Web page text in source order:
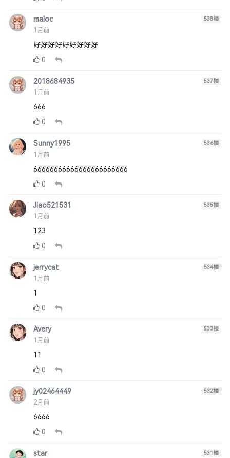
maloc
1月前
538楼
好好好好好好好好好
0
2018684935
1月前
537楼
666
0
Sunny1995
1月前
536楼
66666666666666666666666
0
Jiao521531
1月前
535楼
123
0
jerrycat
1月前
534楼
1
0
Avery
1月前
533楼
11
0
jy02464449
2月前
532楼
6666
0
star 531楼